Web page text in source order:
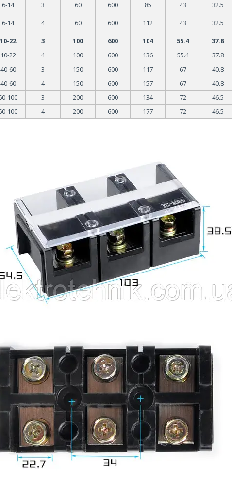
6-14 3 60 600 85 43 32.5
6-14 4 60 600 112 43 32.5
10-22 3 100 600 104 55.4 37.8
10-22 4 100 600 136 55.4 37.8
40-60 3 150 600 117 67 40.8
40-60 4 150 600 157 67 40.8
100 3 200 600 134 72 46.5
100 4 200 600 177 72 46.5